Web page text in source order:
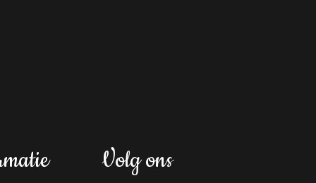
Volg ons